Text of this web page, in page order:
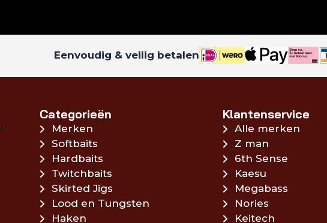
Eenvoudig & veilig betalen
Categorieën
Merken
Softbaits
Hardbaits
Twitchbaits
Skirted Jigs
Lood en Tungsten
Haken
Klantenservice
Alle merken
Z man
6th Sense
Kaesu
Megabass
Nories
Keitech